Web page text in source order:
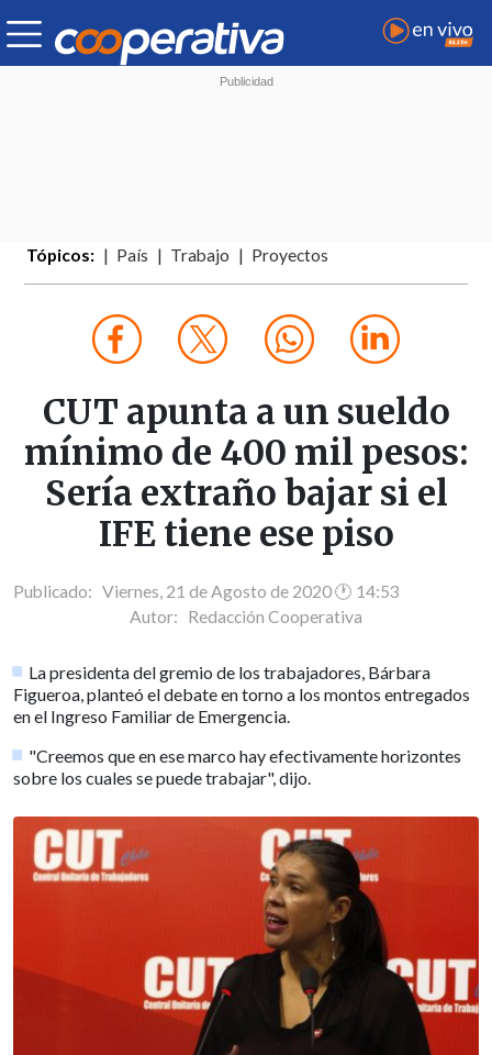
Tópicos: País Trabajo Proyectos
CUT apunta a un sueldo
mínimo de 400 mil pesos:
Sería extraño bajar si el
IFE tiene ese piso
Publicado: Viernes, 21 de Agosto de 2020 🕐 14:53
Autor: Redacción Cooperativa
La presidenta del gremio de los trabajadores, Bárbara
Figueroa, planteó el debate en torno a los montos entregados
en el Ingreso Familiar de Emergencia.
"Creemos que en ese marco hay efectivamente horizontes
sobre los cuales se puede trabajar", dijo.